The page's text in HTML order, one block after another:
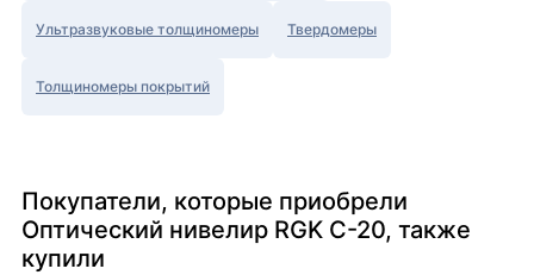
Ультразвуковые толщиномеры Твердомеры
Толщиномеры покрытий
Покупатели, которые приобрели
Оптический нивелир RGK C-20, также
купили